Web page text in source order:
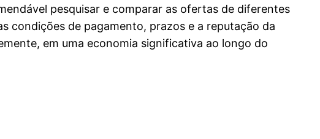
pesquisar e comparar as ofertas de diferentes
condições de pagamento, prazos e a reputação da
em uma economia significativa ao longo do